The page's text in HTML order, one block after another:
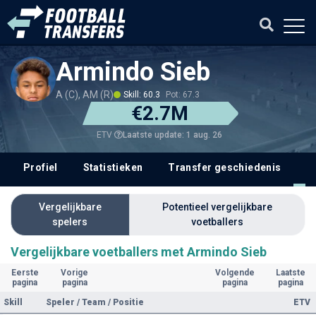
Armindo Sieb
A (C), AM (R) Skill: 60.3 Pot: 67.3
€2.7M
ETV Laatste update: 1 aug. 26
Profiel Statistieken Transfer geschiedenis
Vergelijkbare
spelers
Potentieel vergelijkbare
voetballers
Vergelijkbare voetballers met Armindo Sieb
Eerste
pagina
Vorige
pagina
Volgende
pagina
Laatste
pagina
Skill
Speler / Team / Positie ETV